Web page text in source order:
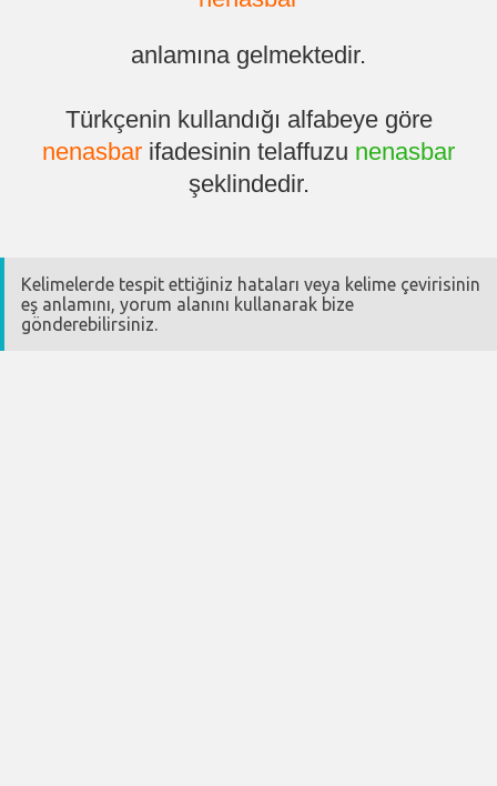
anlamına gelmektedir.
Türkçenin kullandığı alfabeye göre
nenasbar ifadesinin telaffuzu nenasbar
şeklindedir.
Kelimelerde tespit ettiğiniz hataları veya kelime çevirisinin
eş anlamını, yorum alanını kullanarak bize
gönderebilirsiniz.